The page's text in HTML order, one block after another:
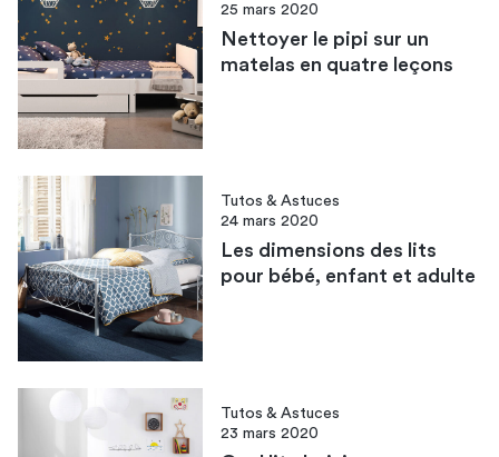
25 mars 2020
Nettoyer le pipi sur un
matelas en quatre leçons
Tutos & Astuces
24 mars 2020
Les dimensions des lits
pour bébé, enfant et adulte
Tutos & Astuces
23 mars 2020